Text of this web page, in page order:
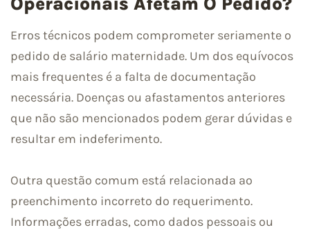
Erros técnicos podem comprometer seriamente o
pedido de salário maternidade. Um dos equívocos
mais frequentes é a falta de documentação
necessária. Doenças ou afastamentos anteriores
que não são mencionados podem gerar dúvidas e
resultar em indeferimento.
Outra questão comum está relacionada ao
preenchimento incorreto do requerimento.
Informações erradas, como dados pessoais ou